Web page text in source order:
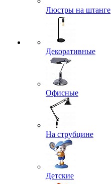
Люстры на штанге
Декоративные
Офисные
На струбцине
Детские